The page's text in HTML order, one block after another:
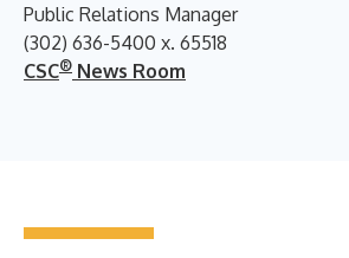
Public Relations Manager
(302) 636-5400 x. 65518
CSC® News Room